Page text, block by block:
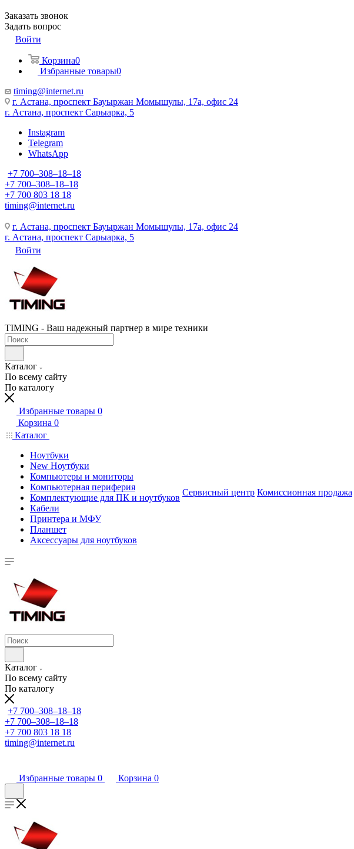
Заказать звонок
Задать вопрос
Войти
Корзина0
Избранные товары0
timing@internet.ru
г. Астана, проспект Бауыржан Момышулы, 17а, офис 24
г. Астана, проспект Сарыарка, 5
Instagram
Telegram
WhatsApp
+7 700‒308‒18‒18
+7 700‒308‒18‒18
+7 700 803 18 18
timing@internet.ru
г. Астана, проспект Бауыржан Момышулы, 17а, офис 24
г. Астана, проспект Сарыарка, 5
Войти
TIMING - Ваш надежный партнер в мире техники
Каталог
По всему сайту
По каталогу
Избранные товары 0
Корзина 0
Каталог
Ноутбуки
New Ноутбуки
Компьютеры и мониторы
Компьютерная периферия
Комплектующие для ПК и ноутбуков
Кабели
Принтера и МФУ
Планшет
Аксессуары для ноутбуков
Сервисный центр Комиссионная продажа
Каталог
По всему сайту
По каталогу
+7 700‒308‒18‒18
+7 700‒308‒18‒18
+7 700 803 18 18
timing@internet.ru
Избранные товары 0 Корзина 0